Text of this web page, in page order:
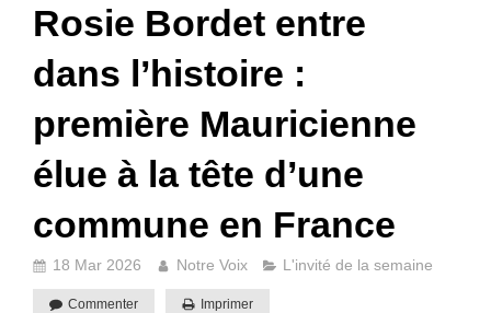
Rosie Bordet entre
dans l’histoire :
première Mauricienne
élue à la tête d’une
commune en France
18 Mar 2026 Notre Voix L'invité de la semaine
Commenter Imprimer